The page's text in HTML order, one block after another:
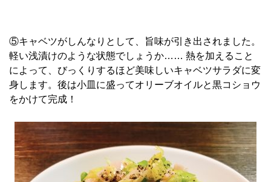
⑤キャベツがしんなりとして、旨味が引き出されました。
軽い浅漬けのような状態でしょうか…… 熱を加えること
によって、びっくりするほど美味しいキャベツサラダに変
身します。後は小皿に盛ってオリーブオイルと黒コショウ
をかけて完成！